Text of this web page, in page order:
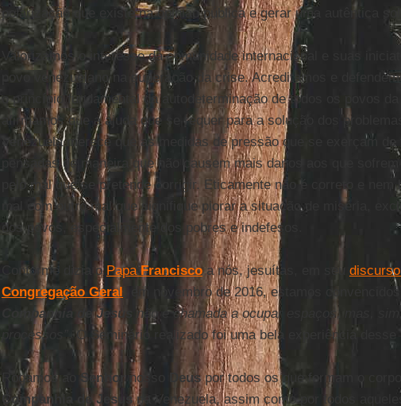
polarização que existe na opinião pública e gerar uma autêntica
Valorizamos o interesse da comunidade internacional e suas
povo venezuelano na superação da crise. Acreditamos e
o princípio fundamental da autodeterminação de todos os povos
afirmamos que a ajuda que se requer para a solução dos
Venezuela merece que as medidas de pressão que se exerçam
pensadas de maneira que não causem mais danos aos que
pelo mal que se pretende corrigir. Eticamente não é correto e nem
mal com outro mal que signifique piorar a situação de miséria,
dos povos, especialmente dos pobres e indefesos.
Conforme dizia o PapaFranciscoa nós, jesuítas, em seu
Congregação Geral , em novembro de 2016, estamos
Companhia de Jesus
não é chamada a ocupar espaços, mas,
processos”
. O Seminário realizado foi uma bela experiência
Rogamos ao Senhor nosso Deuspor todos os que formam o
Companhia de Jesusna Venezuela, assim como por todos aqueles